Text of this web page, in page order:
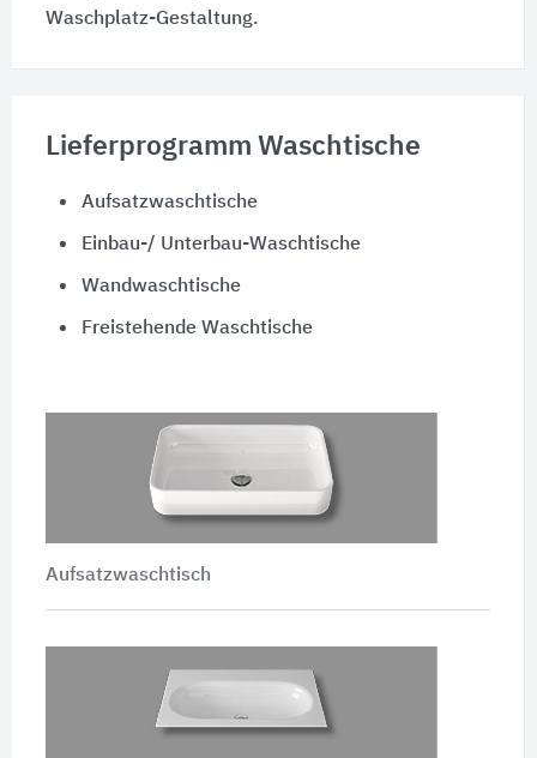
Waschplatz-Gestaltung.
Lieferprogramm Waschtische
Aufsatzwaschtische
Einbau-/ Unterbau-Waschtische
Wandwaschtische
Freistehende Waschtische
Aufsatzwaschtisch